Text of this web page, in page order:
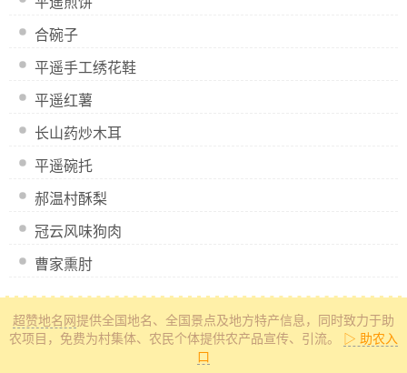
合碗子
平遥手工绣花鞋
平遥红薯
长山药炒木耳
平遥碗托
郝温村酥梨
冠云风味狗肉
曹家熏肘
超赞地名网提供全国地名、全国景点及地方特产信息，同时致力于助
农项目，免费为村集体、农民个体提供农产品宣传、引流。
▷ 助农入
口